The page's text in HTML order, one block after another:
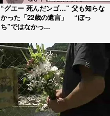
“グエー 死んだンゴ…” 父も知らな
かった「22歳の遺言」 “ぼっ
ち”ではなかっ...